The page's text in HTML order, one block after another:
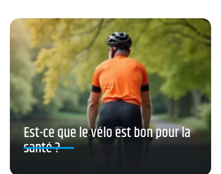
Est-ce que le vélo est bon pour la
santé ?